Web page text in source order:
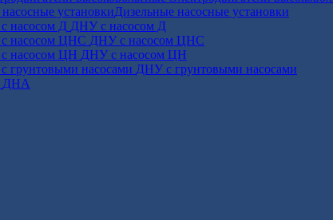
Дизельные насосные установки
ДНУ с насосом Д
ДНУ с насосом ЦНС
ДНУ с насосом ЦН
ДНУ с грунтовыми насосами
ДНА